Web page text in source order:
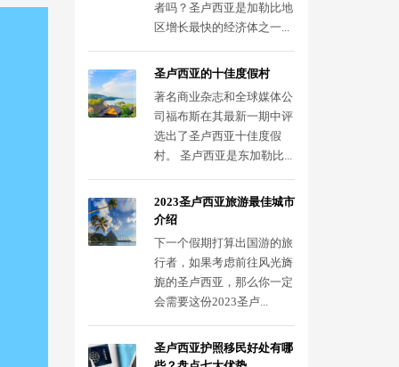
者吗？圣卢西亚是加勒比地
区增长最快的经济体之一...
圣卢西亚的十佳度假村
著名商业杂志和全球媒体公
司福布斯在其最新一期中评
选出了圣卢西亚十佳度假
村。 圣卢西亚是东加勒比...
2023圣卢西亚旅游最佳城市
介绍
下一个假期打算出国游的旅
行者，如果考虑前往风光旖
旎的圣卢西亚，那么你一定
会需要这份2023圣卢...
圣卢西亚护照移民好处有哪